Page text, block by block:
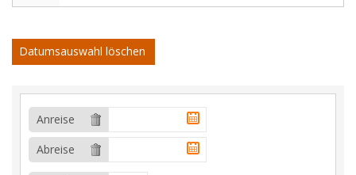
Datumsauswahl löschen
Anreise
Abreise